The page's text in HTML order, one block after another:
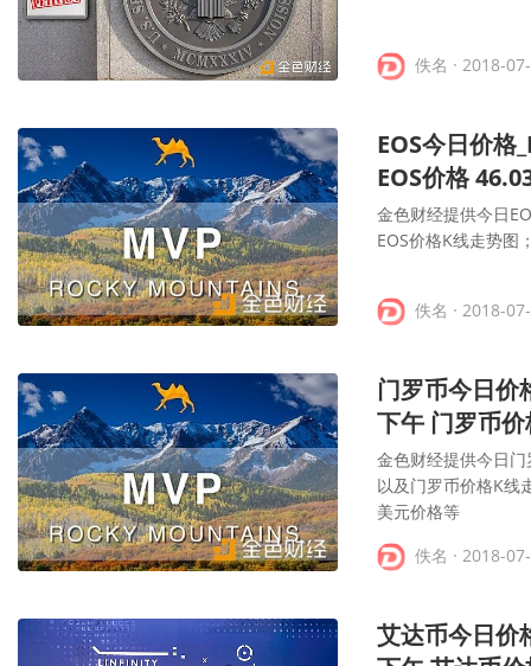
佚名 · 2018-
EOS今日价格
EOS价格
金色财经提供今日
EOS价格K线走势图
佚名 · 2018-
门罗币今日价
下午 门罗币
金色财经提供今日
以及门罗币价格K线
美元价格等
佚名 · 2018-
艾达币今日价